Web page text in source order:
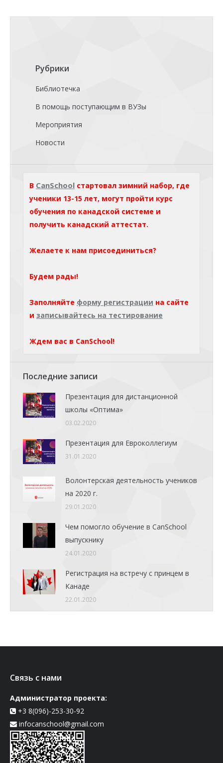
Рубрики
Библиотечка
В помощь поступающим в ВУЗы
Мероприятия
Новости
В CanSchool стартовал зимний набор, где
ученики 13-15 лет, могут пройти курс
обучения по канадской системе и
получить канадский аттестат.
Желаете к нам присоединиться?
Будем рады!
Заполняйте форму регистрации на сайте
и записывайтесь на тестирование
Ждем вас в CanSchool!
Последние записи
Презентация для дистанционной
школы «Оптима»
03.02.2020
Презентация для Евроколлегиум
31.01.2020
Волонтерская деятельность учеников
на 2020 г.
29.01.2020
Чем помогло обучение в CanSchool
выпускнику
24.01.2020
Регистрация на встречу с принцем в
Канаде
22.01.2020
Связь с нами
Администратор проекта:
+3 8(096)-253-30-92
infocanschool@gmail.com